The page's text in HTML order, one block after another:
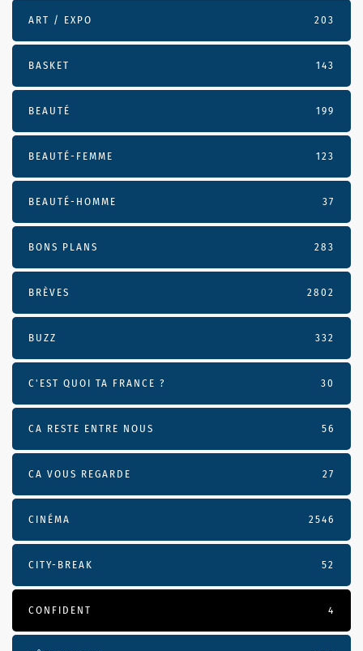
ART / EXPO 203
BASKET 143
BEAUTÉ 199
BEAUTÉ-FEMME 123
BEAUTÉ-HOMME 37
BONS PLANS 283
BRÈVES 2802
BUZZ 332
C'EST QUOI TA FRANCE ? 30
CA RESTE ENTRE NOUS 56
CA VOUS REGARDE 27
CINÉMA 2546
CITY-BREAK 52
CONFIDENT 4